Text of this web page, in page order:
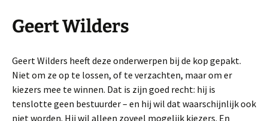
Geert Wilders
Geert Wilders heeft deze onderwerpen bij de kop gepakt.
Niet om ze op te lossen, of te verzachten, maar om er
kiezers mee te winnen. Dat is zijn goed recht: hij is
tenslotte geen bestuurder – en hij wil dat waarschijnlijk ook
niet worden. Hij wil alleen zoveel mogelijk kiezers. En